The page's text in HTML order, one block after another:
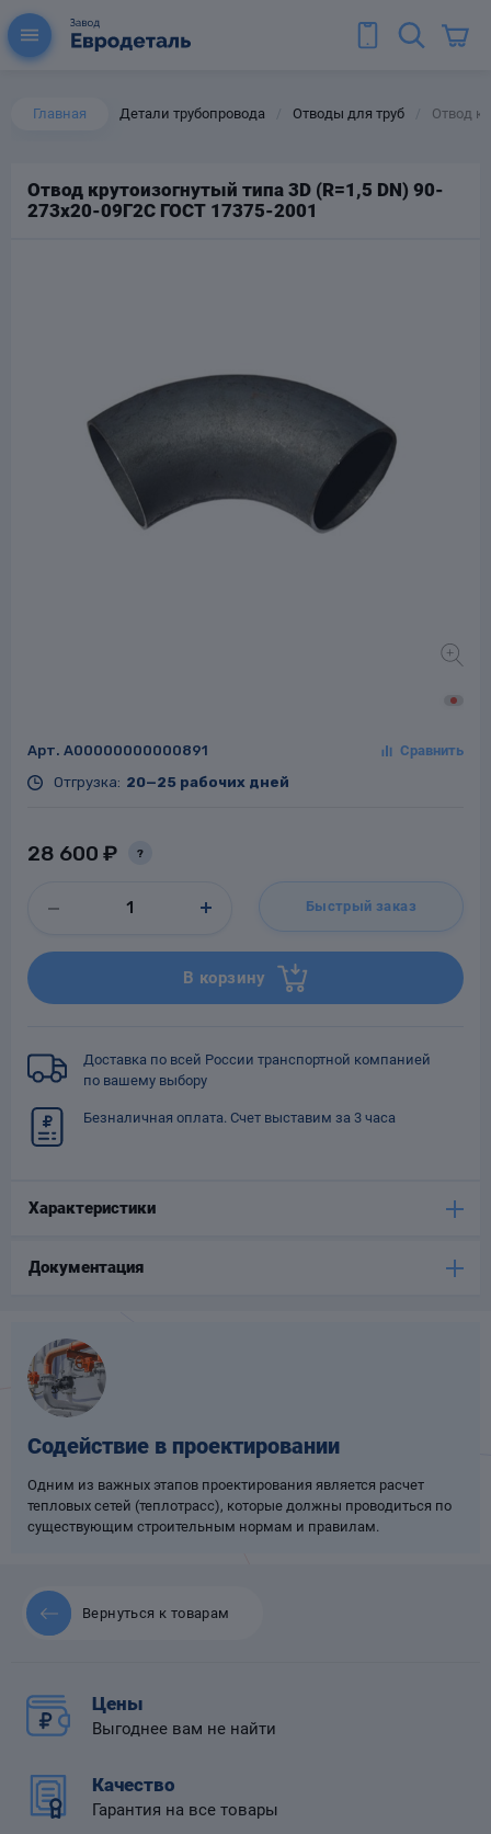
Главная Детали трубопровода Отводы для труб Отвод
Отвод крутоизогнутый типа 3D (R=1,5 DN) 90-
273х20-09Г2С ГОСТ 17375-2001
Арт. A00000000000891
Отгрузка: 20—25 рабочих дней
28 600 ₽ ?
Быстрый заказ
В корзину
Доставка по всей России транспортной компанией
по вашему выбору
Безналичная оплата. Счет выставим за 3 часа
Характеристики
Документация
Содействие в проектировании
Одним из важных этапов проектирования является расчет
тепловых сетей (теплотрасс), которые должны проводиться по
существующим строительным нормам и правилам.
Вернуться к товарам
Цены
Выгоднее вам не найти
Качество
Гарантия на все товары
для труб
стальные
Фланцы стальные
Фильтры для
трубопроводов
Компенсаторы